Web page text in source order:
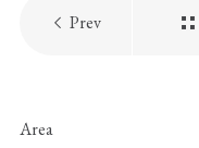
Prev
Area